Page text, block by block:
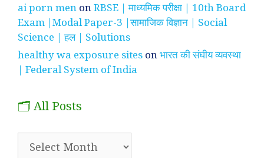
ai porn men onRBSE | माध्यमिक परीक्षा | 10th Board
Exam |Modal Paper-3 |सामाजिक विज्ञान | Social
Science | हल | Solutions
healthy wa exposure sites onभारत की संघीय व्यवस्था
| Federal System of India
🗂️ All Posts